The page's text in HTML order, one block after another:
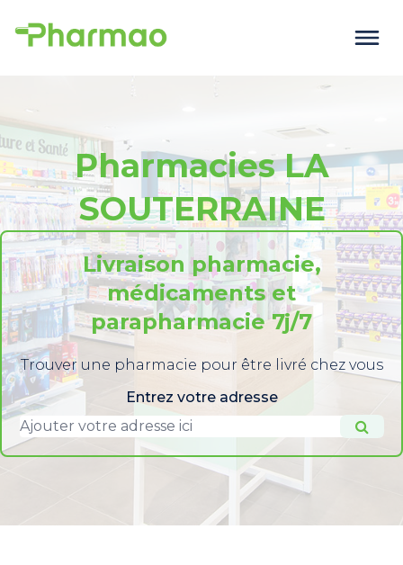
Pharmacies LA
SOUTERRAINE
Livraison pharmacie,
médicaments et
parapharmacie 7j/7
Trouver une pharmacie pour être livré chez vous
Entrez votre adresse